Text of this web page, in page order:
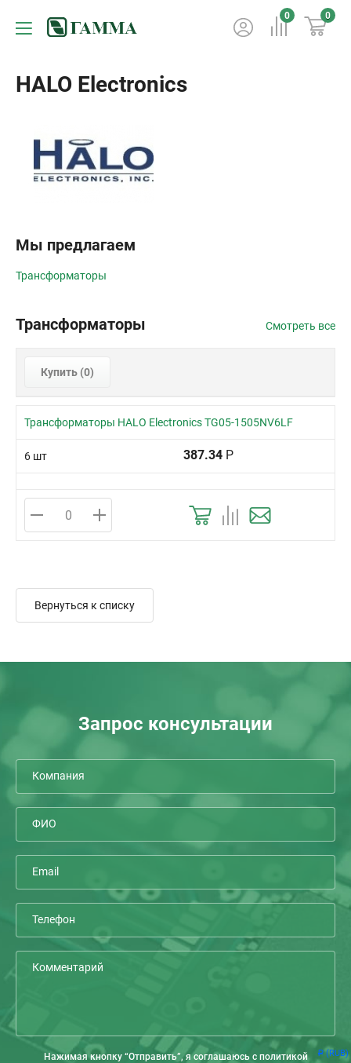
Р (RUB)
0 0
HALO Electronics
Мы предлагаем
Трансформаторы
Трансформаторы Смотреть все
Купить (0)
Трансформаторы HALO Electronics TG05-1505NV6LF
6 шт 387.34 Р
Вернуться к списку
Запрос консультации
Нажимая кнопку “Отправить”, я соглашаюсь с политикой